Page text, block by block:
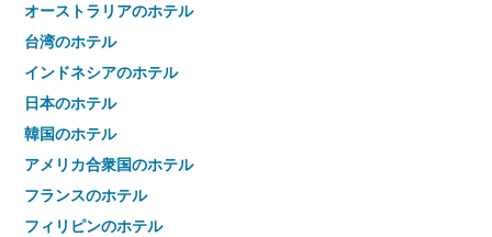
オーストラリアのホテル
台湾のホテル
インドネシアのホテル
日本のホテル
韓国のホテル
アメリカ合衆国のホテル
フランスのホテル
フィリピンのホテル